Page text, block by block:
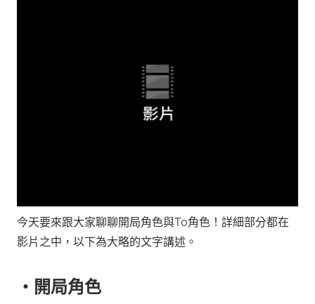
今天要來跟大家聊聊開局角色與T0角色！詳細部分都在
影片之中，以下為大略的文字講述。
‧開局角色